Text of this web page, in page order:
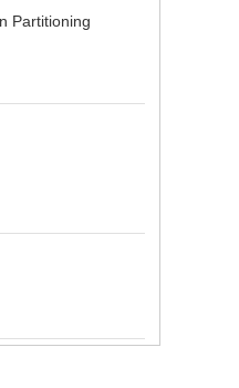
Partitioning